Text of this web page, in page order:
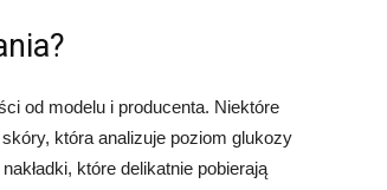
od modelu i producenta. Niektóre
która analizuje poziom glukozy
które delikatnie pobierają